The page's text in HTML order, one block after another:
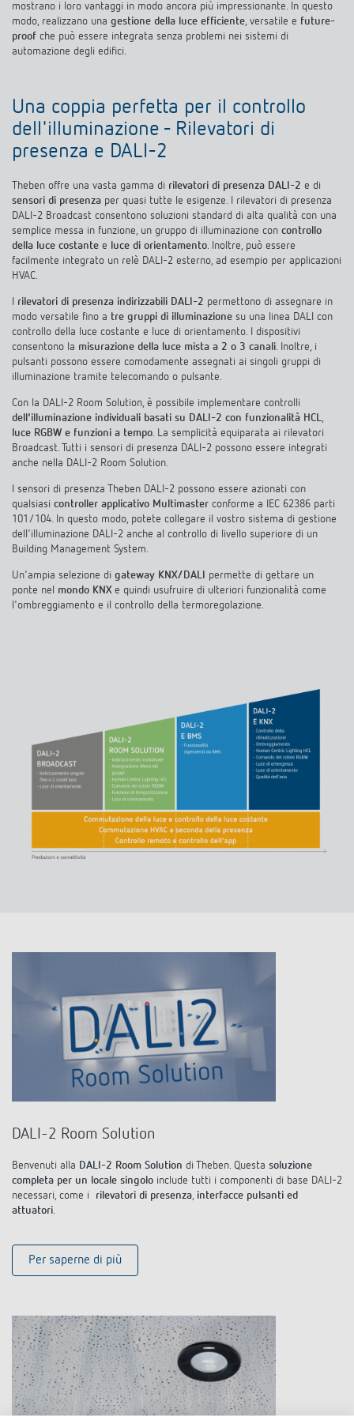
Rilevatore di presenza e rilevatore di
movimento
mostrano i loro vantaggi in modo ancora più impressionante. In questo
modo, realizzano una gestione della luce efficiente, versatile e future-
proof che può essere integrata senza problemi nei sistemi di
automazione degli edifici.
Una coppia perfetta per il controllo
dell'illuminazione - Rilevatori di
presenza e DALI-2
Theben offre una vasta gamma di rilevatori di presenza DALI-2 e di
sensori di presenza per quasi tutte le esigenze. I rilevatori di presenza
DALI-2 Broadcast consentono soluzioni standard di alta qualità con una
semplice messa in funzione, un gruppo di illuminazione con controllo
della luce costante e luce di orientamento. Inoltre, può essere
facilmente integrato un relè DALI-2 esterno, ad esempio per applicazioni
HVAC.
rilevatori di presenza indirizzabili DALI-2 permettono di assegnare in
modo versatile fino a tre gruppi di illuminazione su una linea DALI con
controllo della luce costante e luce di orientamento. I dispositivi
consentono la misurazione della luce mista a 2 o 3 canali. Inoltre, i
pulsanti possono essere comodamente assegnati ai singoli gruppi di
illuminazione tramite telecomando o pulsante.
Con la DALI-2 Room Solution, è possibile implementare controlli
dell'illuminazione individuali basati su DALI-2 con funzionalità HCL,
luce RGBW e funzioni a tempo. La semplicità equiparata ai rilevatori
Broadcast. Tutti i sensori di presenza DALI-2 possono essere integrati
anche nella DALI-2 Room Solution.
I sensori di presenza Theben DALI-2 possono essere azionati con
qualsiasi controller applicativo Multimaster conforme a IEC 62386 parti
101/104. In questo modo, potete collegare il vostro sistema di gestione
dell'illuminazione DALI-2 anche al controllo di livello superiore di un
Building Management System.
Un'ampia selezione di gateway KNX/DALI permette di gettare un
ponte nel mondo KNXe quindi usufruire di ulteriori funzionalità come
l'ombreggiamento e il controllo della termoregolazione.
DALI-2 Room Solution
Benvenuti alla DALI-2 Room Solution di Theben. Questa soluzione
completa per un locale singolo include tutti i componenti di base DALI-2
necessari, come i rilevatori di presenza interfacce pulsanti ed
attuatori
Per saperne di più